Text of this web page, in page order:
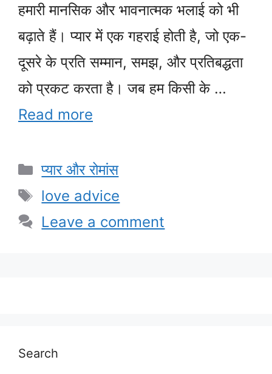
हमारी मानसिक और भावनात्मक भलाई को भी
बढ़ाते हैं। प्यार में एक गहराई होती है, जो एक-
दूसरे के प्रति सम्मान, समझ, और प्रतिबद्धता
को प्रकट करता है। जब हम किसी के …
Read more
Categories
प्यार और रोमांस
Tags
love advice
Leave a comment
Search